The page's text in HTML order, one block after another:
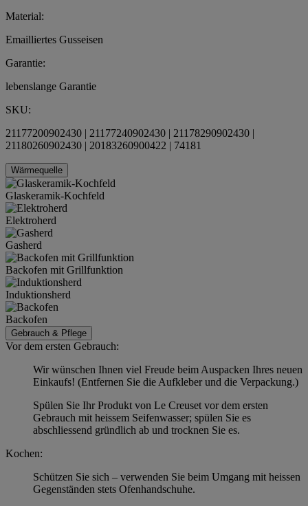
Material:
Emailliertes Gusseisen
Garantie:
lebenslange Garantie
SKU:
21177200902430 | 21177240902430 | 21178290902430 |
21180260902430 | 20183260900422 | 74181
Wärmequelle
Glaskeramik-Kochfeld
Elektroherd
Gasherd
Backofen mit Grillfunktion
Induktionsherd
Backofen
Gebrauch & Pflege
Vor dem ersten Gebrauch:
Wir wünschen Ihnen viel Freude beim Auspacken Ihres neuen
Einkaufs! (Entfernen Sie die Aufkleber und die Verpackung.)
Spülen Sie Ihr Produkt von Le Creuset vor dem ersten
Gebrauch mit heissem Seifenwasser; spülen Sie es
abschliessend gründlich ab und trocknen Sie es.
Kochen:
Schützen Sie sich – verwenden Sie beim Umgang mit heissen
Gegenständen stets Ofenhandschuhe.